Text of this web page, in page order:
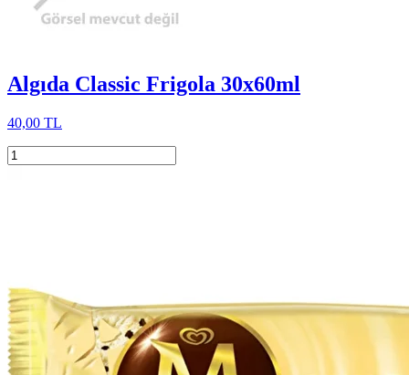
Algıda Classic Frigola 30x60ml
40,00 TL